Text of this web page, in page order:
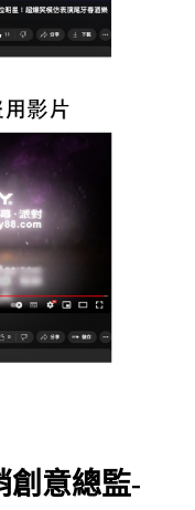
創意總監-